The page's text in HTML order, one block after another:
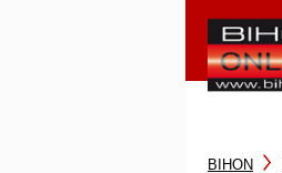
BIHON